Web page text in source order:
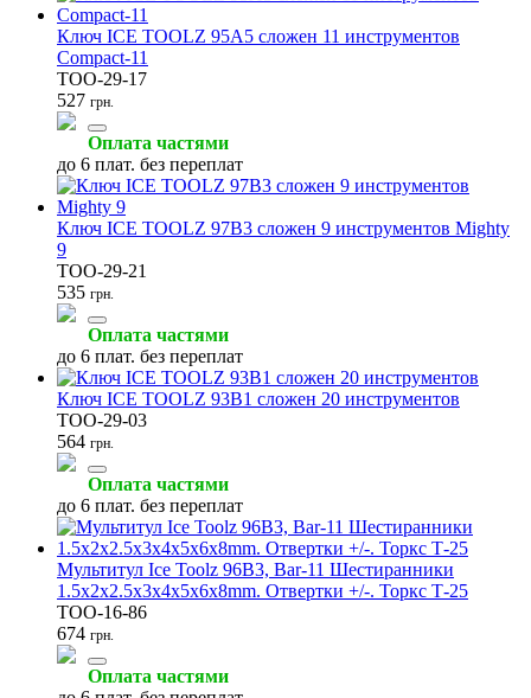
Ключ ICE TOOLZ 95A5 сложен 11 инструментов
Compact-11
TOO-29-17
527 грн.
Оплата частями
до 6 плат. без переплат
Ключ ICE TOOLZ 97B3 сложен 9 инструментов Mighty
9
TOO-29-21
535 грн.
Оплата частями
до 6 плат. без переплат
Ключ ICE TOOLZ 93B1 сложен 20 инструментов
TOO-29-03
564 грн.
Оплата частями
до 6 плат. без переплат
Мультитул Ice Toolz 96B3, Bar-11 Шестиранники
1.5x2x2.5x3x4x5x6x8mm. Отвертки +/-. Торкс Т-25
TOO-16-86
674 грн.
Оплата частями